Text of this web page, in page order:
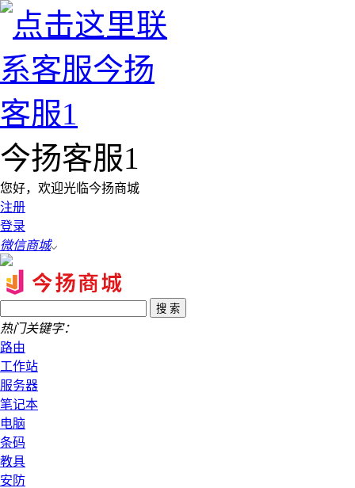
今扬客服1
您好，欢迎光临今扬商城
注册
登录
微信商城
热门关键字：
路由
工作站
服务器
笔记本
电脑
条码
教具
安防